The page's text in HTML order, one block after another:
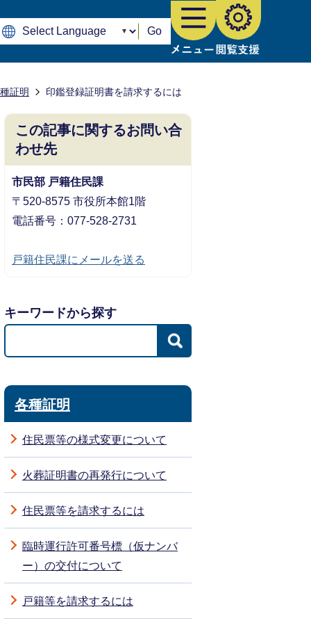
Go
証明 印鑑登録証明書を請求するには
この記事に関するお問い合
わせ先
市民部 戸籍住民課
〒520-8575 市役所本館1階
電話番号：077-528-2731
戸籍住民課にメールを送る
キーワードから探す
各種証明
住民票等の様式変更について
火葬証明書の再発行について
住民票等を請求するには
臨時運行許可番号標（仮ナンバ
ー）の交付について
戸籍等を請求するには